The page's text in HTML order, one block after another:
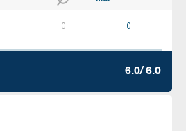
0 0
6.0/ 6.0